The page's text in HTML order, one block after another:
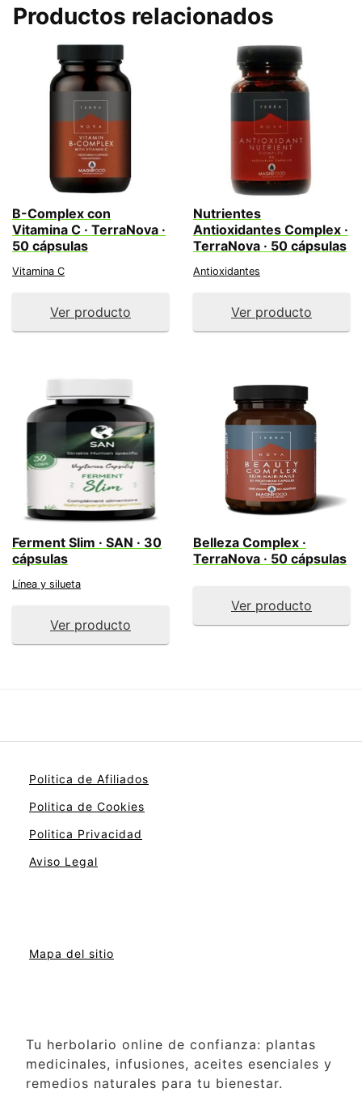
Productos relacionados
B-Complex con
Vitamina C · TerraNova ·
50 cápsulas
Vitamina C
Ver producto
Nutrientes
Antioxidantes Complex ·
TerraNova · 50 cápsulas
Antioxidantes
Ver producto
Ferment Slim · SAN · 30
cápsulas
Línea y silueta
Ver producto
Belleza Complex ·
TerraNova · 50 cápsulas
Ver producto
Politica de Afiliados
Politica de Cookies
Politica Privacidad
Aviso Legal
Mapa del sitio
Tu herbolario online de confianza: plantas
medicinales, infusiones, aceites esenciales y
remedios naturales para tu bienestar.